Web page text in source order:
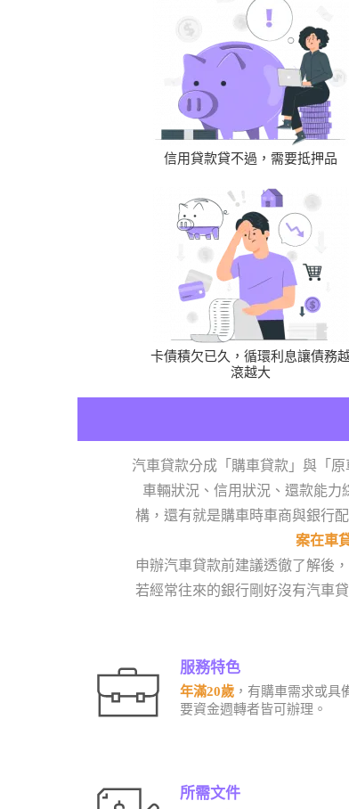
信用貸款貸不過，需要抵押品
卡債積欠已久，循環利息讓債務
滾越大
汽車貸款分成「購車貸款」與「
車輛狀況、信用狀況、還款能
構，還有就是購車時車商與銀行
案在車
申辦汽車貸款前建議透徹了解後，
若經常往來的銀行剛好沒有汽車
服務特色
年滿20歲 ，有購車需求或具
要資金週轉者皆可辦理。
所需文件